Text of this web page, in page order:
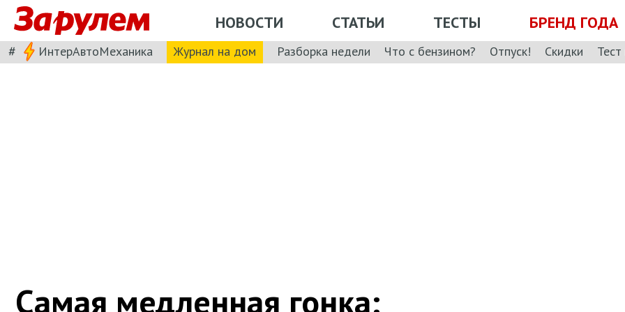
НОВОСТИ СТАТЬИ ТЕСТЫ БРЕНД ГОДА
# ИнтерАвтоМеханика Журнал на дом Разборка недели Что с бензином? Отпуск! Скидки
Самая медленная гонка: